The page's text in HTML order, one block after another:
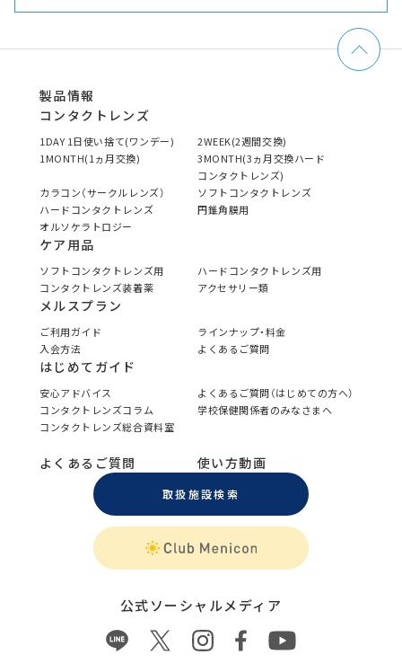
製品情報
コンタクトレンズ
1DAY 1日使い捨て(ワンデー)
2WEEK(2週間交換)
1MONTH(1ヵ月交換)
3MONTH(3ヵ月交換ハード
コンタクトレンズ)
カラコン（サークルレンズ）
ソフトコンタクトレンズ
ハードコンタクトレンズ
円錐角膜用
オルソケラトロジー
ケア用品
ソフトコンタクトレンズ用
ハードコンタクトレンズ用
コンタクトレンズ装着薬
アクセサリー類
メルスプラン
ご利用ガイド
ラインナップ・料金
入会方法
よくあるご質問
はじめてガイド
安心アドバイス
よくあるご質問（はじめての方へ）
コンタクトレンズコラム
学校保健関係者のみなさまへ
コンタクトレンズ総合資料室
よくあるご質問 使い方動画
取扱施設検索
公式ソーシャルメディア